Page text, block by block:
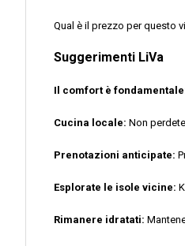
Qual è il prezzo per questo
Suggerimenti LiVa
Il comfort è
Cucina locale: Non
Prenotazioni anticipate:
Esplorate le isole vicine:
Rimanere idratati: